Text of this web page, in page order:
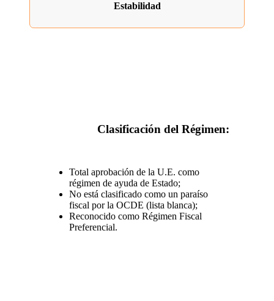
Estabilidad
Clasificación del Régimen:
Total aprobación de la U.E. como
régimen de ayuda de Estado;
No está clasificado como un paraíso
fiscal por la OCDE (lista blanca);
Reconocido como Régimen Fiscal
Preferencial.